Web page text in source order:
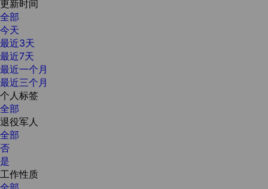
更新时间
全部
今天
最近3天
最近7天
最近一个月
最近三个月
个人标签
全部
退役军人
全部
否
是
工作性质